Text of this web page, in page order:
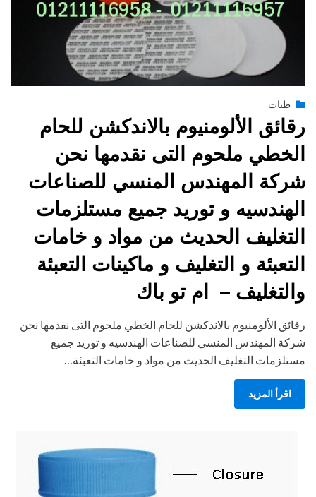
engmansyPosted
يونيو 29, 2015
طبات
رقائق الألومنيوم بالاندكشن للحام
الخطي ملحوم التى نقدمها نحن
شركة المهندس المنسي للصناعات
الهندسيه و توريد جميع مستلزمات
التغليف الحديث من مواد و خامات
التعبئة و التغليف و ماكينات التعبئة
والتغليف – ام تو باك
رقائق الألومنيوم بالاندكشن للحام الخطي ملحوم التى نقدمها نحن
شركة المهندس المنسي للصناعات الهندسيه و توريد جميع
مستلزمات التغليف الحديث من مواد و خامات التعبئة…
اقرأ المزيد